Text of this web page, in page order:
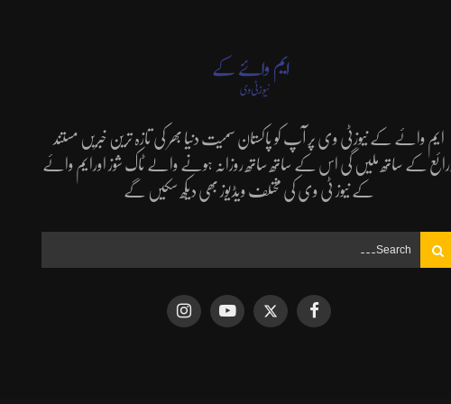
ایم وائے کے نیوزٹی وی پر آپ کو پاکستان سمیت دنیا بھر کی تازہ ترین خبریں مستند
کے ساتھ ملیں گی اس کے ساتھ ساتھ روزانہ ہونے والے ٹاک شوز اورایم وائے
کے نیوز ٹی وی کی مختلف ویڈیوز بھی دیکھ سکیں گے